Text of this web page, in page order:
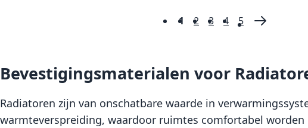
PaginaU lees momenteel pagina
1 Pagina
2 Pagina
3 Pagina
4 Pagina
5 Pagina
Volgende
Bevestigingsmaterialen voor
Radiatoren zijn van onschatbare waarde in
warmteverspreiding, waardoor ruimtes comfortabel